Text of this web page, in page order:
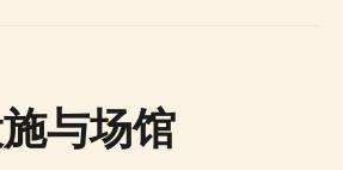
与场馆